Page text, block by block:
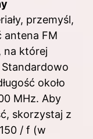
przemyśl,
antena FM
na której
Standardowo
około
MHz. Aby
skorzystaj z
/ f (w